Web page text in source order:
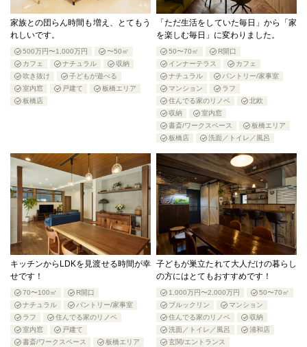
家族との団らん時間も増え、とてもう
れしいです。
500万円〜1,000万円
〜50㎡
カフェ
ナチュラル
収納
吹き抜け
子どもが遊べる
室内窓
戸建て
板橋エリア
板橋店
「ただ生活をしていた毎日」から「家
を楽しむ毎日」に変わりました。
50〜70㎡
R開口
インナーテラス
カフェ
ナチュラル
パントリー/家事室
マンション
ラフ
住んでる家のリノベ
北欧
収納
室内窓
書斎/ワークスペース
板橋エリア
板橋店
洗面／トイレ／風呂
キッチンからLDKを見渡せる時間が幸
せです！
70〜100㎡
R開口
ナチュラル
パントリー/家事室
ラフ
住んでる家のリノベ
室内窓
戸建て
書斎/ワークスペース
板橋エリア
子どもが巣立たれて大人だけの暮らし
の方にはとてもおすすめです！
1,000万円〜2,000万円
50〜70㎡
ブルックリン
マンション
住んでる家のリノベ
収納
洗面／トイレ／風呂
浦和店
玄関/エントランス